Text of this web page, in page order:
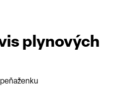
plynových